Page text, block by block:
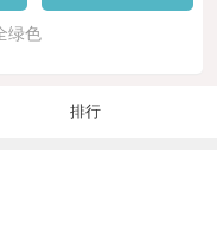
绿色
排行